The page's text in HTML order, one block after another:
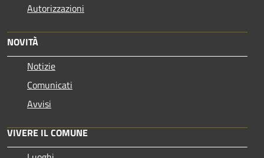
Autorizzazioni
NOVITÀ
Notizie
Comunicati
Avvisi
VIVERE IL COMUNE